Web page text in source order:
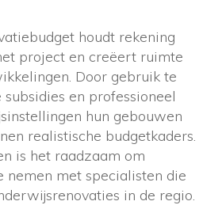
houdt rekening
project en creëert ruimte
Door gebruik te
en professioneel
hun gebouwen
realistische budgetkaders.
is het raadzaam om
nemen met specialisten die
in de regio.